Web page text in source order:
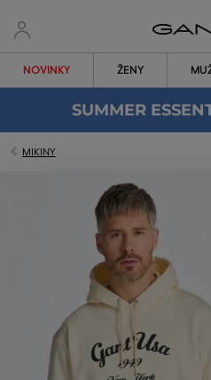
NOVINKY ŽENY
SUMMER
MIKINY